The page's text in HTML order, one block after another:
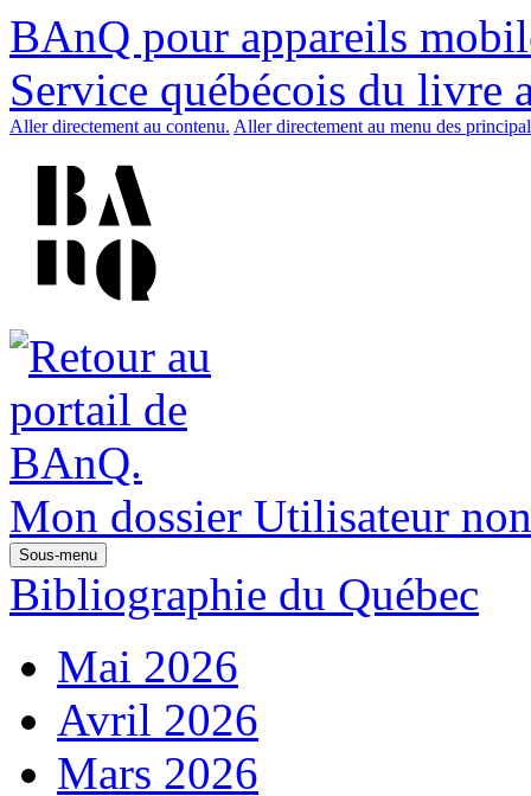
BAnQ pour appareils
Service québécois du livre
Aller directement au contenu. Aller directement au menu des
Mon dossier Utilisateur
Sous-menu
Bibliographie du Québec
Mai 2026
Avril 2026
Mars 2026